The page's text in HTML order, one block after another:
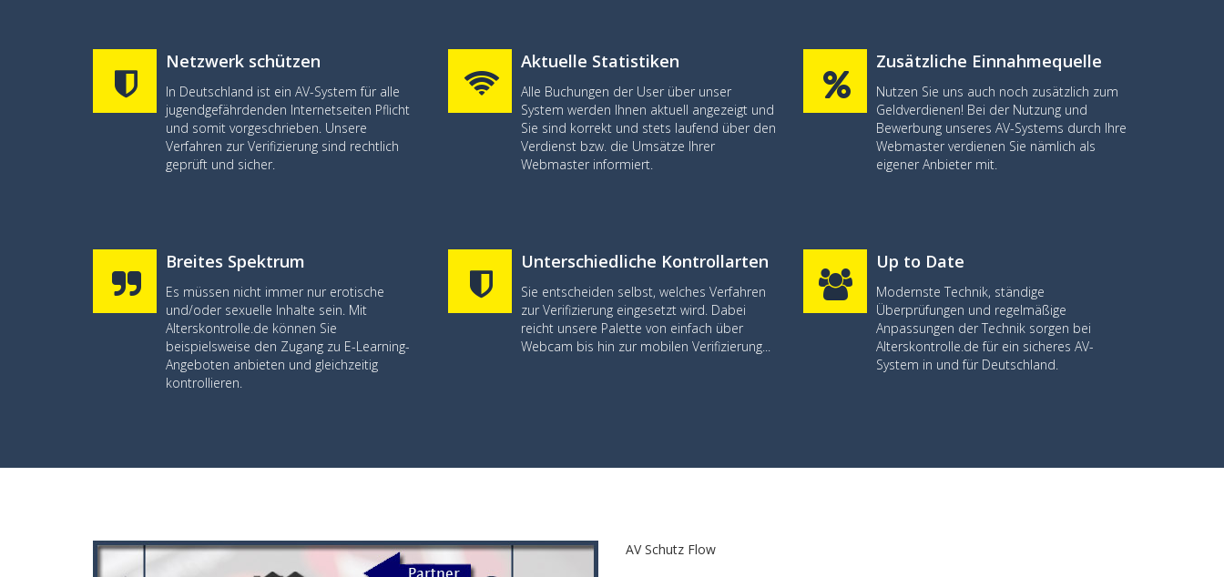
Netzwerk schützen
In Deutschland ist ein AV-System für alle
jugendgefährdenden Internetseiten Pflicht
und somit vorgeschrieben. Unsere
Verfahren zur Verifizierung sind rechtlich
geprüft und sicher.
Aktuelle Statistiken
Alle Buchungen der User über unser
System werden Ihnen aktuell angezeigt und
Sie sind korrekt und stets laufend über den
Verdienst bzw. die Umsätze Ihrer
Webmaster informiert.
Zusätzliche Einnahmequelle
Nutzen Sie uns auch noch zusätzlich zum
Geldverdienen! Bei der Nutzung und
Bewerbung unseres AV-Systems durch Ihre
Webmaster verdienen Sie nämlich als
eigener Anbieter mit.
Breites Spektrum
Es müssen nicht immer nur erotische
und/oder sexuelle Inhalte sein. Mit
Alterskontrolle.de können Sie
beispielsweise den Zugang zu E-Learning-
Angeboten anbieten und gleichzeitig
kontrollieren.
Unterschiedliche Kontrollarten
Sie entscheiden selbst, welches Verfahren
zur Verifizierung eingesetzt wird. Dabei
reicht unsere Palette von einfach über
Webcam bis hin zur mobilen Verifizierung...
Up to Date
Modernste Technik, ständige
Überprüfungen und regelmäßige
Anpassungen der Technik sorgen bei
Alterskontrolle.de für ein sicheres AV-
System in und für Deutschland.
AV Schutz Flow